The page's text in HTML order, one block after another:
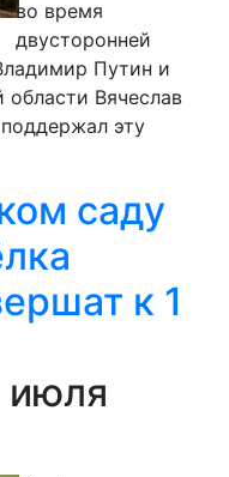
во время
двусторонней
Путин и
области Вячеслав
эту
саду
к 1
июля